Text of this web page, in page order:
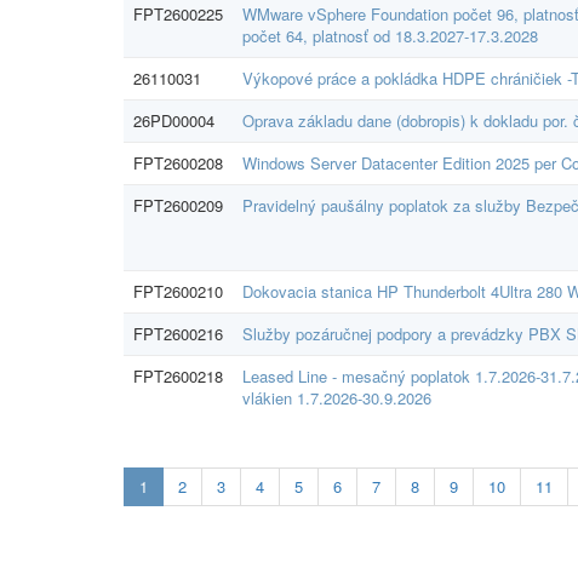
FPT2600225
WMware vSphere Foundation počet 96,
počet 64, platnosť od 18.3.2027-17.3.2028
26110031 Výkopové práce a pokládka HDPE chráničiek -
26PD00004
Oprava základu dane (dobropis) k dokladu por.
FPT2600208
Windows Server Datacenter Edition 2025 per
FPT2600209
Pravidelný paušálny poplatok za služby
FPT2600210 Dokovacia stanica HP Thunderbolt 4Ultra 280
FPT2600216
Služby pozáručnej podpory a prevádzky PBX
FPT2600218
Leased Line - mesačný poplatok 1.7.2026-
vlákien 1.7.2026-30.9.2026
1 Aktuálna
stránka
2 3 4 5 6 7 8 9 10 11